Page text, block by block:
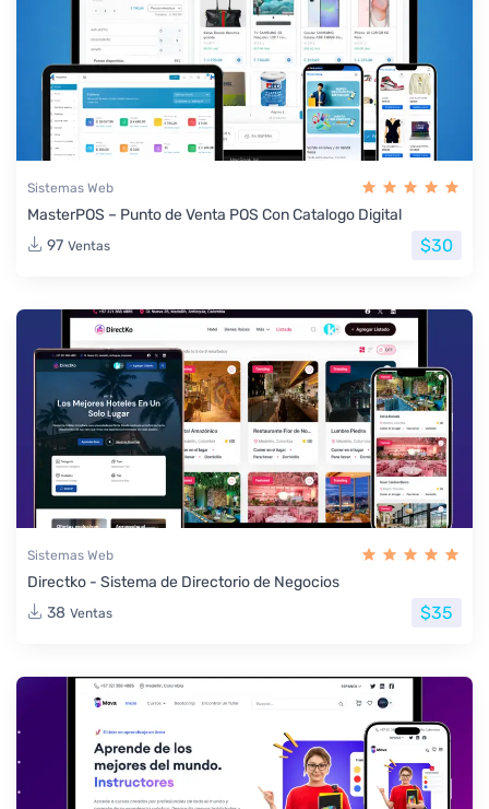
Sistemas Web
MasterPOS – Punto de Venta POS Con Catalogo Digital
97 Ventas $30
Sistemas Web
Directko - Sistema de Directorio de Negocios
38 Ventas $35